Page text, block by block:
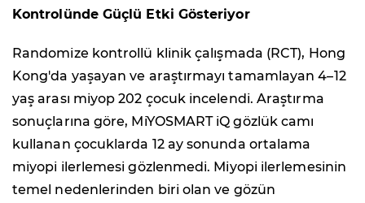
Kontrolünde Güçlü Etki Gösteriyor
Randomize kontrollü klinik çalışmada (RCT), Hong
Kong'da yaşayan ve araştırmayı tamamlayan 4–12
yaş arası miyop 202 çocuk incelendi. Araştırma
sonuçlarına göre, MiYOSMART iQ gözlük camı
kullanan çocuklarda 12 ay sonunda ortalama
miyopi ilerlemesi gözlenmedi. Miyopi ilerlemesinin
temel nedenlerinden biri olan ve gözün